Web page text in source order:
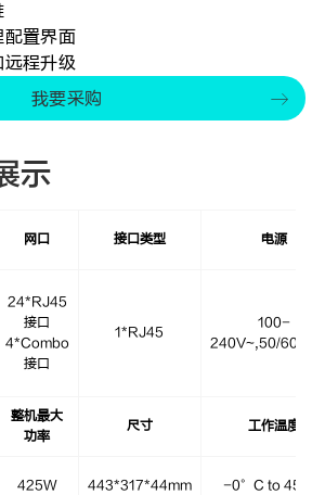
配置界面
远程升级
我要采购
示
网口 接口类型 电源
24*RJ45
接口
4*Combo
接口
1*RJ45
100-
240V~,50/
整机最大
功率
尺寸 工作温度
425W 443*317*44mm -0°C to 45°C